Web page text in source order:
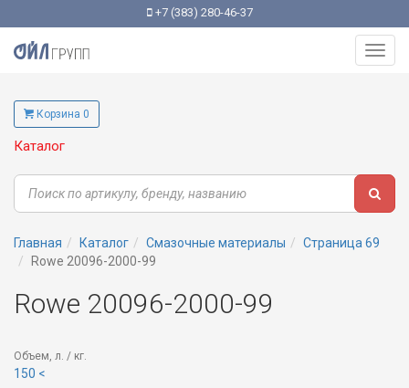
+7 (383) 280-46-37
Корзина 0
Каталог
Главная Каталог Смазочные материалы
Страница 69
Rowe 20096-2000-99
Rowe 20096-2000-99
Объем, л. / кг.
150 <